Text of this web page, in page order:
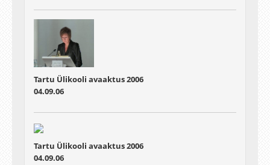
Tartu Ülikooli avaaktus 2006
04.09.06
Tartu Ülikooli avaaktus 2006
04.09.06